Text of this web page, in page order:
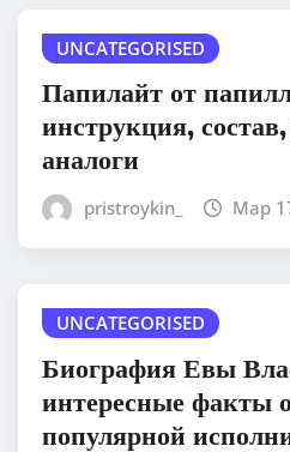
UNCATEGORISED
Папилайт от
инструкция,
аналоги
pristroykin_ Мар
UNCATEGORISED
Биография Евы
интересные факты
популярной